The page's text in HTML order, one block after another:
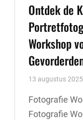
Links
Ontdek de
Workshop
13 augustus 2025
Fotografie
Fotografie